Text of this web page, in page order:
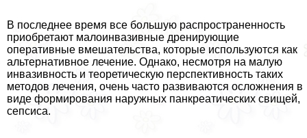
В последнее время все большую распространенность
приобретают малоинвазивные дренирующие
оперативные вмешательства, которые используются как
альтернативное лечение. Однако, несмотря на малую
инвазивность и теоретическую перспективность таких
методов лечения, очень часто развиваются осложнения в
виде формирования наружных панкреатических свищей,
сепсиса.